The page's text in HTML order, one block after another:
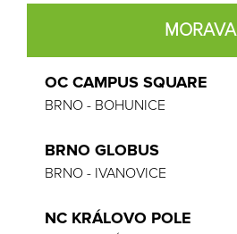
MORAVA
OC CAMPUS SQUARE
BRNO - BOHUNICE
BRNO GLOBUS
BRNO - IVANOVICE
NC KRÁLOVO POLE